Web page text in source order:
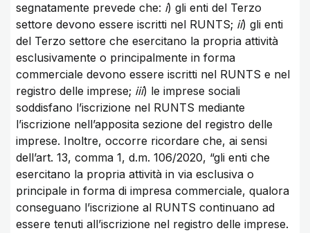
segnatamente prevede che: i) gli enti del Terzo
settore devono essere iscritti nel RUNTS; ii) gli enti
del Terzo settore che esercitano la propria attività
esclusivamente o principalmente in forma
commerciale devono essere iscritti nel RUNTS e nel
registro delle imprese; iii) le imprese sociali
soddisfano l’iscrizione nel RUNTS mediante
l’iscrizione nell’apposita sezione del registro delle
imprese. Inoltre, occorre ricordare che, ai sensi
dell’art. 13, comma 1, d.m. 106/2020, “gli enti che
esercitano la propria attività in via esclusiva o
principale in forma di impresa commerciale, qualora
conseguano l’iscrizione al RUNTS continuano ad
essere tenuti all’iscrizione nel registro delle imprese.